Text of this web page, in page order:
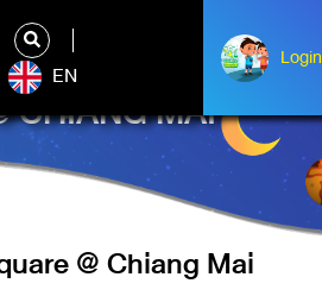
EN
Login
Login
CHIANG MAI
@ Chiang Mai